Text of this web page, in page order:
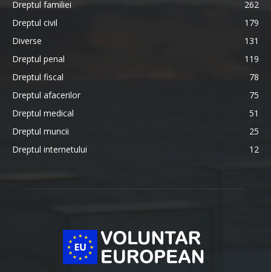
Dreptul familiei
262
Dreptul civil
179
Diverse
131
Dreptul penal
119
Dreptul fiscal
78
Dreptul afacerilor
75
Dreptul medical
51
Dreptul muncii
25
Dreptul internetului
12